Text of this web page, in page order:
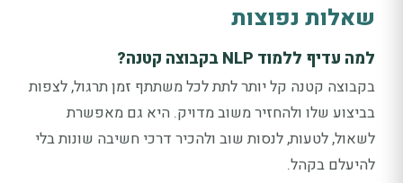
שאלות נפוצות
למה עדיף ללמוד NLP בקבוצה קטנה?
בקבוצה קטנה קל יותר לתת לכל משתתף זמן תרגול, לצפות
בביצוע שלו ולהחזיר משוב מדויק. היא גם מאפשרת
לשאול, לטעות, לנסות שוב ולהכיר דרכי חשיבה שונות בלי
להיעלם בקהל.